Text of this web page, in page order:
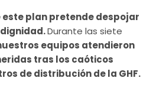
este plan pretende despojar
Durante las siete
equipos atendieron
tras los caóticos
de distribución de la GHF.